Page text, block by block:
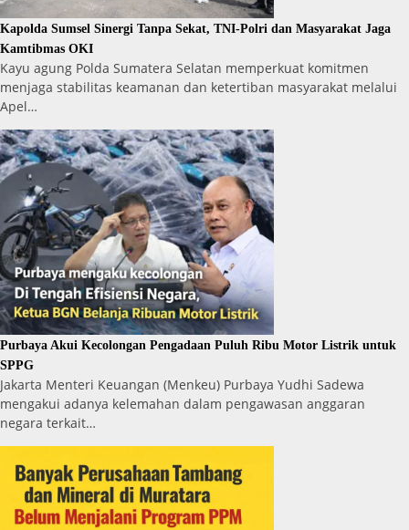
Kapolda Sumsel Sinergi Tanpa Sekat, TNI-Polri dan Masyarakat Jaga
Kamtibmas OKI
Kayu agung Polda Sumatera Selatan memperkuat komitmen
menjaga stabilitas keamanan dan ketertiban masyarakat melalui
Apel…
Purbaya Akui Kecolongan Pengadaan Puluh Ribu Motor Listrik untuk
SPPG
Jakarta Menteri Keuangan (Menkeu) Purbaya Yudhi Sadewa
mengakui adanya kelemahan dalam pengawasan anggaran
negara terkait…